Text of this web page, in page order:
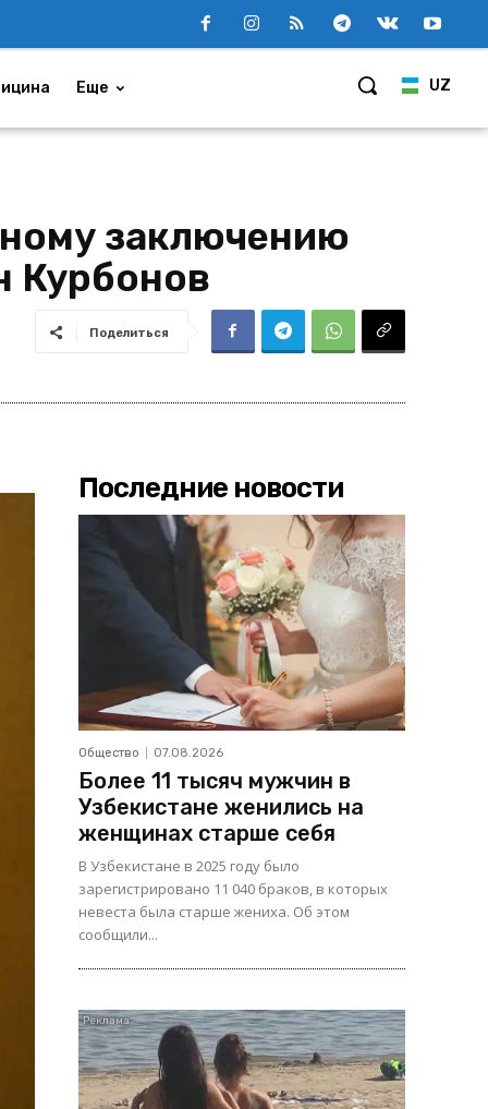
UZ
Еще
заключению
Курбонов
Поделиться
Последние новости
Общество 07.08.2026
Более 11 тысяч мужчин в
Узбекистане женились на
женщинах старше себя
В Узбекистане в 2025 году было
зарегистрировано 11 040 браков, в которых
невеста была старше жениха. Об этом
сообщили...